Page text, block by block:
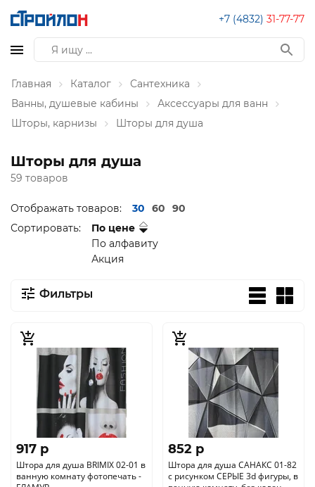
+7 (4832) 31-77-77
Главная Каталог
Сантехника
Ванны, душевые кабины
Аксессуары для ванн
Шторы, карнизы
Шторы для душа
Шторы для душа
59 товаров
Отображать товаров: 30 60
90
Сортировать:
По цене
По алфавиту
Акция
Фильтры
917 p
Штора для душа BRIMIX 02-01 в
ванную комнату фотопечать -
852 p
Штора для душа САНАКС 01-82
с рисунком СЕРЫЕ 3d фигуры, в